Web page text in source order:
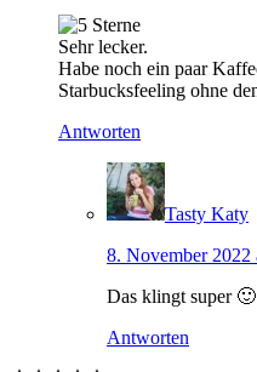
Sehr lecker.
Habe noch ein paar
Starbucksfeeling ohne
Antworten
Tasty Katy
8. November 2022
Das klingt super 🙂
Antworten